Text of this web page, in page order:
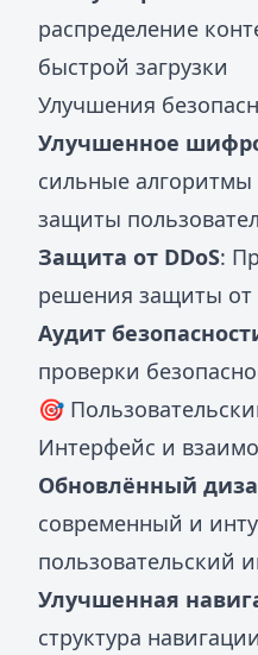
распределение
быстрой загрузки
Улучшения
Улучшенное
сильные
защиты
Защита от DDoS:
решения защиты от
Аудит
проверки
🎯
Интерфейс и
Обновлённый
современный и
пользовательский
Улучшенная
структура